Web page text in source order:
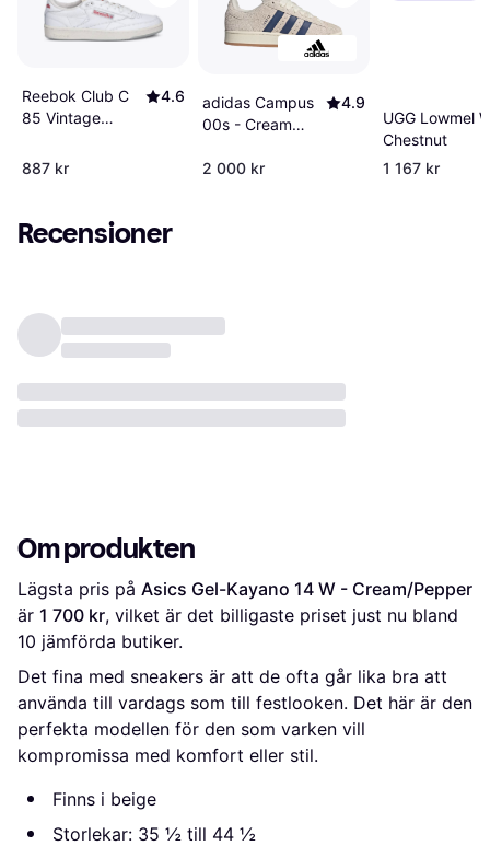
Reebok Club C
85 Vintage
4.6
887 kr
adidas Campus
00s - Cream
Blue/Off White
4.9
2 000 kr
UGG Lowmel
Chestnut
1 167 kr
Recensioner
Om produkten
Lägsta pris på Asics Gel-Kayano 14 W - Cream/Pepper
är 1 700 kr
10 jämförda butiker.
Det fina med sneakers är att de ofta går lika bra att
använda till vardags som till festlooken. Det här är den
perfekta modellen för den som varken vill
kompromissa med komfort eller stil.
Finns i beige
Storlekar: 35 ½ till 44 ½